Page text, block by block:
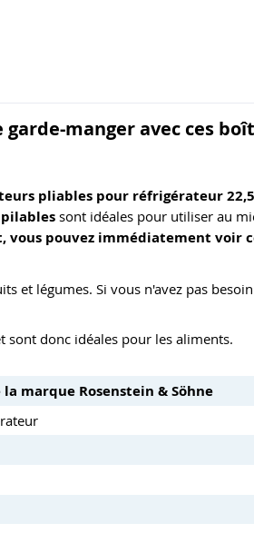
manger avec ces
pliables pour réfrigérateur
sont idéales pour utiliser au
vous pouvez immédiatement voir
et légumes. Si vous n'avez pas
sont donc idéales pour les aliments.
marque Rosenstein & Söhne